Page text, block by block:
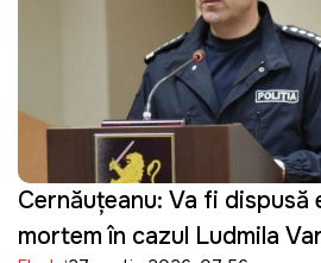
Cernăuțeanu: Va fi
mortem în cazul Ludmila